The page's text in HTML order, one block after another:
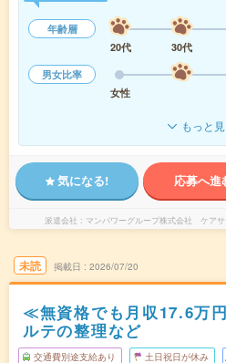
年齢層
20代
30代
男女比率
女性
もっと
気になる! 応募へ進
派遣会社 マンパワーグループ株式会社 ケア
未読 掲載日 2026/07/20
≪無資格でも月収17.6万
ルテの整理など
交通費別途支給あり 土日祝日が休み